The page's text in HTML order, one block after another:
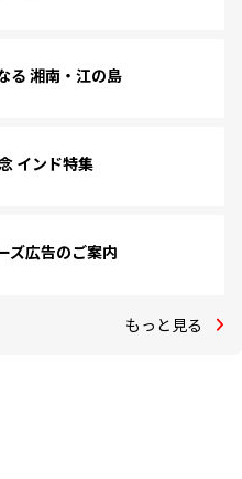
る 湘南・江の島
インド特集
ズ広告のご案内
もっと見る